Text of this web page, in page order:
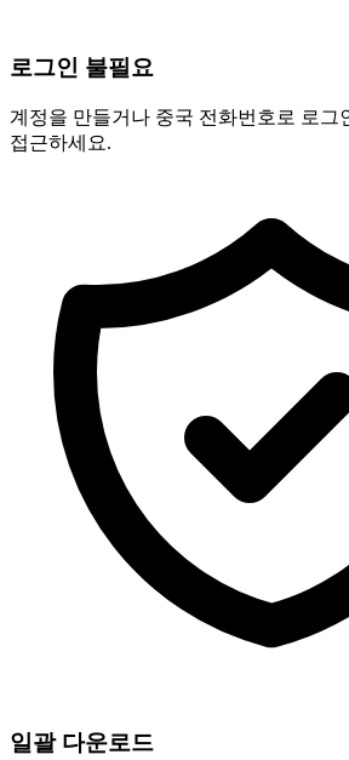
로그인 불필요
계정을 만들거나 중국 전화번호로 로그
접근하세요.
일괄 다운로드